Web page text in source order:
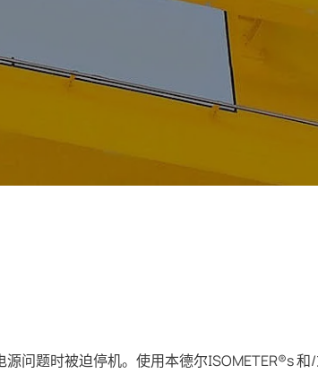
问题时被迫停机。使用本德尔ISOMETER®s